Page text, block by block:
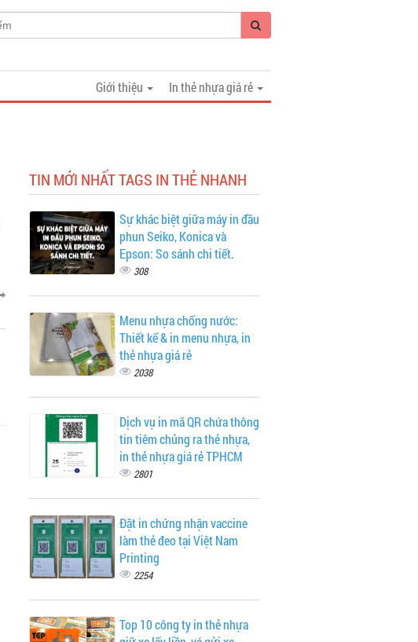
In thẻ nhựa giá rẻ
Giới thiệu
TIN MỚI NHẤT TAGS IN THẺ NHANH
Sự khác biệt giữa máy in đầu
phun Seiko, Konica và
Epson: So sánh chi tiết.
308
Menu nhựa chống nước:
Thiết kế & in menu nhựa, in
thẻ nhựa giá rẻ
2038
Dịch vụ in mã QR chứa thông
tin tiêm chủng ra thẻ nhựa,
in thẻ nhựa giá rẻ TPHCM
2801
Đặt in chứng nhận vaccine
làm thẻ đeo tại Việt Nam
Printing
2254
Top 10 công ty in thẻ nhựa